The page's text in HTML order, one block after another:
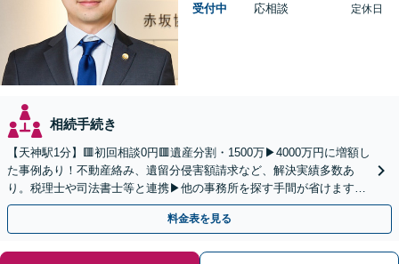
受付中
応相談
定休日
相続手続き
【天神駅1分】🟥初回相談0円🟥遺産分割・1500万▶4000万円に増額し
た事例あり！不動産絡み、遺留分侵害額請求など、解決実績多数あ
り。税理士や司法書士等と連携▶他の事務所を探す手間が省けます！
不動産会社と連携し無料査定&財産調査も◎
料金表を見る